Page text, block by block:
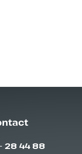
28 44 88